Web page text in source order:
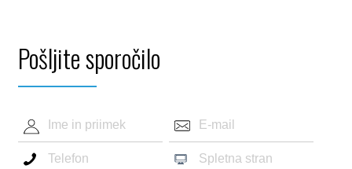
Pošljite sporočilo